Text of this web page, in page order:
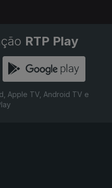
RTP Play
Apple TV, Android TV e